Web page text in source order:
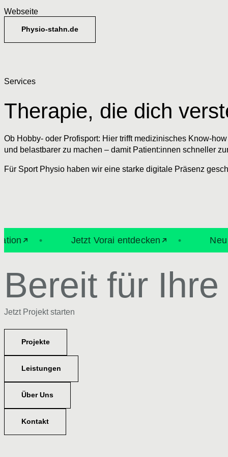
Webseite
Physio-stahn.de
Services
Therapie, die dich
Ob Hobby- oder Profisport: Hier trifft medizinisches Know-
und belastbarer zu machen – damit Patient:innen schneller
Für Sport Physio haben wir eine starke digitale Präsenz
• Jetzt Vorai entdecken • Neu
Bereit für
Jetzt Projekt starten
Projekte
Leistungen
Über Uns
Kontakt